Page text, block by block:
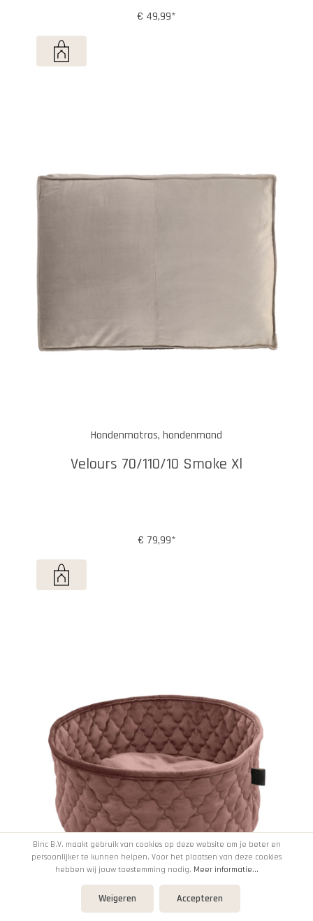
€ 49,99*
Hondenmatras, hondenmand
Velours 70/110/10 Smoke Xl
€ 79,99*
Binc B.V. maakt gebruik van cookies op deze website om je beter en
persoonlijker te kunnen helpen. Voor het plaatsen van deze cookies
hebben wij jouw toestemming nodig. Meer informatie...
Weigeren Accepteren